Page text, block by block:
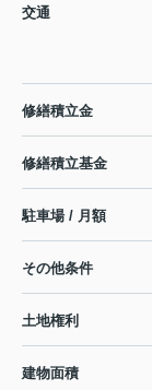
交通
修繕積立金
修繕積立基金
駐車場 / 月額
その他条件
土地権利
建物面積